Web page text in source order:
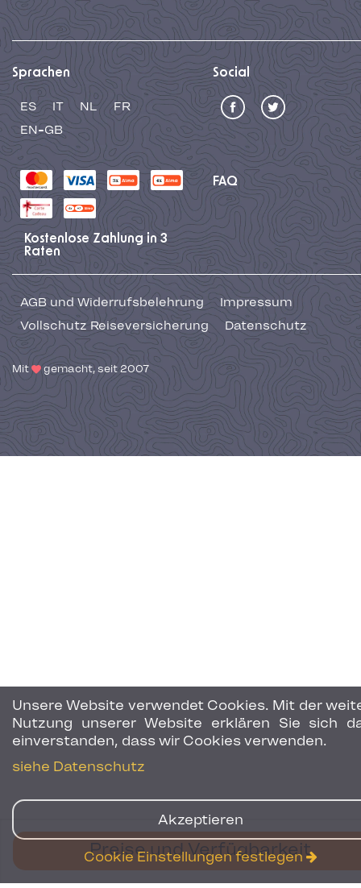
Preise und Verfügbarkeit
Unsere Website verwendet Cookies. Mit der
Nutzung unserer Website erklären Sie sich
einverstanden, dass wir Cookies verwenden.
siehe Datenschutz
Akzeptieren
Cookie Einstellungen festlegen
Sprachen
ES IT NL
FR
EN-GB
Social
FAQ
Kostenlose Zahlung in 3
Raten
AGB und Widerrufsbelehrung
Impressum
Vollschutz Reiseversicherung
Datenschutz
Mit gemacht, seit 2007